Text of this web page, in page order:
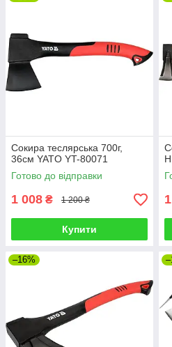
Сокира теслярська 700г,
36см YATO YT-80071
Готово до відправки
1 008 ₴ 1 200 ₴
Купити
–16%